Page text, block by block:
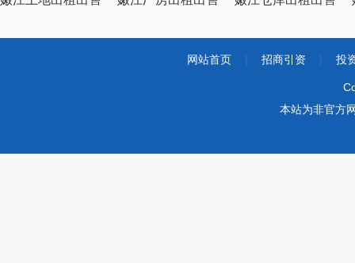
网站首页 招商引资 投
本站为非官方